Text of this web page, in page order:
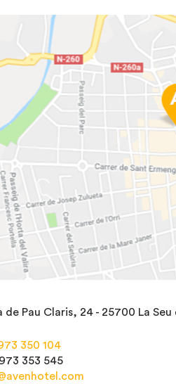
de Pau Claris, 24 - 25700 La Seu
350 104
353 545